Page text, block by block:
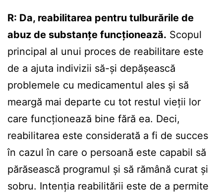
R: Da, reabilitarea pentru tulburările de
abuz de substanțe funcționează. Scopul
principal al unui proces de reabilitare este
de a ajuta indivizii să-și depășească
problemele cu medicamentul ales și să
meargă mai departe cu tot restul vieții lor
care funcționează bine fără ea. Deci,
reabilitarea este considerată a fi de succes
în cazul în care o persoană este capabil să
părăsească programul și să rămână curat și
sobru. Intenția reabilitării este de a permite